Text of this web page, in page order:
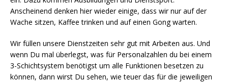
Anscheinend denken hier wieder einige, dass wir nur auf der
Wache sitzen, Kaffee trinken und auf einen Gong warten.
Wir füllen unsere Dienstzeiten sehr gut mit Arbeiten aus. Und
wenn Du mal überlegst, was für Personalzahlen du bei einem
3-Schichtsystem benötigst um alle Funktionen besetzen zu
können, dann wirst Du sehen, wie teuer das für die jeweiligen